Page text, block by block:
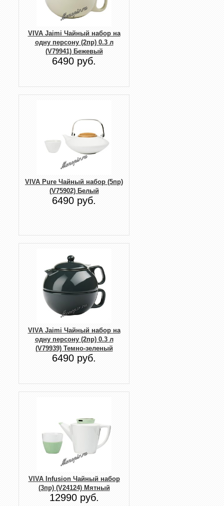
VIVA Jaimi Чайный набор на
одну персону (2пр) 0.3 л
(V79941) Бежевый
6490 руб.
VIVA Pure Чайный набор (5пр)
(V75902) Белый
6490 руб.
VIVA Jaimi Чайный набор на
одну персону (2пр) 0.3 л
(V79939) Темно-зеленый
6490 руб.
VIVA Infusion Чайный набор
(3пр) (V24124) Мятный
12990 руб.